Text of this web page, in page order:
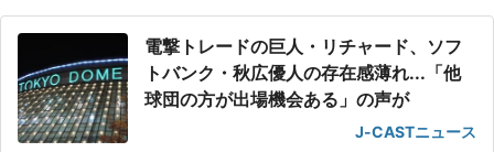
電撃トレードの巨人・リチャード、ソフ
トバンク・秋広優人の存在感薄れ...「他
球団の方が出場機会ある」の声が
J-CASTニュース